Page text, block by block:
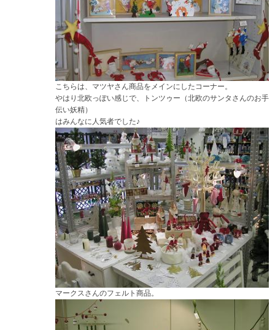
こちらは、マツヤさん商品をメインにしたコーナー。
やはり北欧っぽい感じで、トンツゥー（北欧のサンタさんのお手
伝い妖精）
はみんなに人気者でした♪
マークスさんのフェルト商品。